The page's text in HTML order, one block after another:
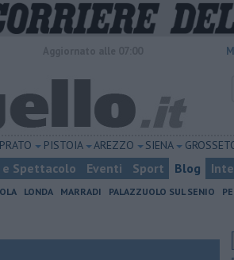
PRATO PISTOIA AREZZO SIENA
Spettacolo Eventi Sport Blog
LONDA MARRADI PALAZZUOLO SUL SENIO